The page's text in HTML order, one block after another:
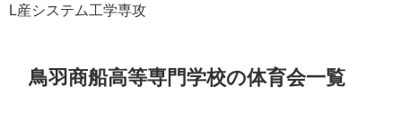
L産システム工学専攻
鳥羽商船高等専門学校の体育会一覧